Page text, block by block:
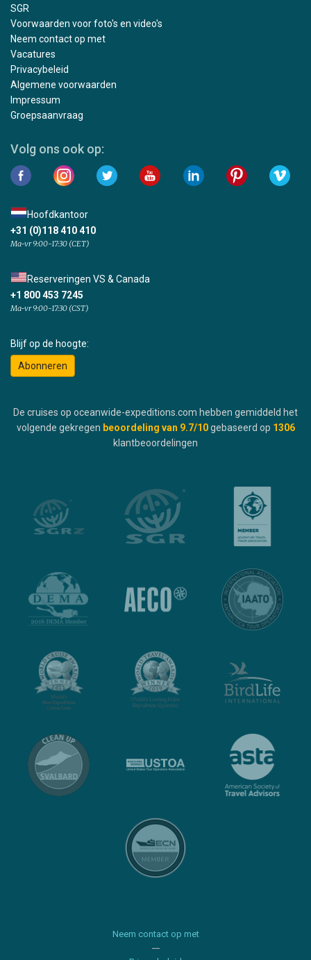
SGR
Voorwaarden voor foto's en video's
Neem contact op met
Vacatures
Privacybeleid
Algemene voorwaarden
Impressum
Groepsaanvraag
Volg ons ook op:
Hoofdkantoor
+31 (0)118 410 410
Ma-vr 9:00-17:30 (CET)
Reserveringen VS & Canada
+1 800 453 7245
Ma-vr 9:00-17:30 (CST)
Blijf op de hoogte:
Abonneren
De cruises op oceanwide-expeditions.com hebben gemiddeld het
volgende gekregen beoordeling van 9.7/10 gebaseerd op 1306
klantbeoordelingen
Neem contact op met